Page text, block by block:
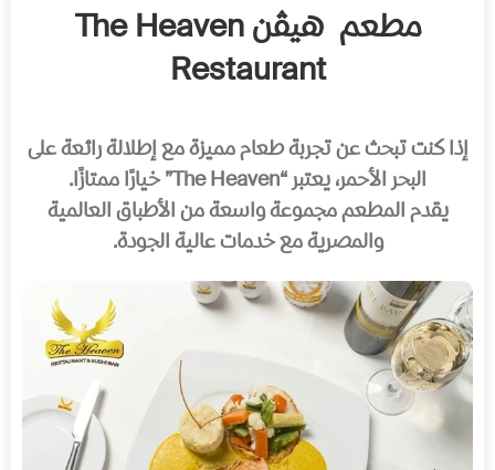
مطعم هيڤن The Heaven
Restaurant
إذا كنت تبحث عن تجربة طعام مميزة مع إطلالة رائعة على
البحر الأحمر، يعتبر “The Heaven” خيارًا ممتازًا.
يقدم المطعم مجموعة واسعة من الأطباق العالمية
والمصرية مع خدمات عالية الجودة.